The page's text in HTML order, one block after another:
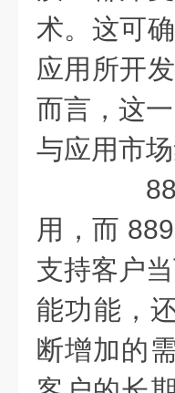
术。这可
应用所开
而言，这
与应用市
用，而
支持客户
能功能，
断增加的